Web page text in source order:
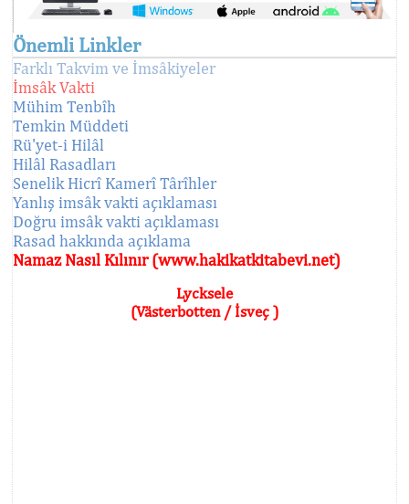
Önemli Linkler
Farklı Takvim ve İmsâkiyeler
İmsâk Vakti
Mühim Tenbîh
Temkin Müddeti
Rü'yet-i Hilâl
Hilâl Rasadları
Senelik Hicrî Kamerî Târîhler
Yanlış imsâk vakti açıklaması
Doğru imsâk vakti açıklaması
Rasad hakkında açıklama
Namaz Nasıl Kılınır (www.hakikatkitabevi.net)
Lycksele
(Västerbotten / İsveç )